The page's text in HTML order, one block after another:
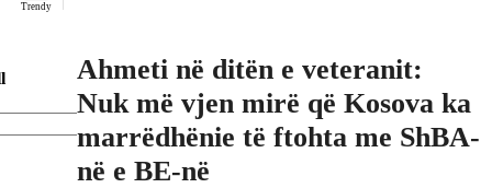
Trendy
Ahmeti në ditën e veteranit:
Nuk më vjen mirë që Kosova ka
marrëdhënie të ftohta me ShBA-
në e BE-në